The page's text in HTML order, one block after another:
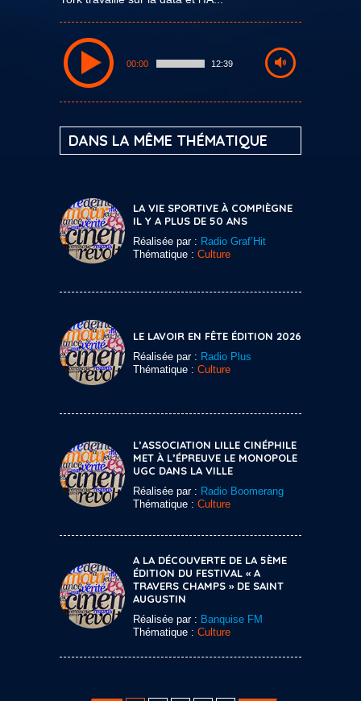
00:00 12:39
DANS LA MÊME THÉMATIQUE
LA VIE SPORTIVE À COMPIÈGNE
IL Y A PLUS DE 50 ANS
Réalisée par : Radio Graf’Hit
Thématique : Culture
LE LAVOIR EN FÊTE ÉDITION 2026
Réalisée par : Radio Plus
Thématique : Culture
L’ASSOCIATION LILLE CINÉPHILE
MET À L’ÉPREUVE LE MONOPOLE
UGC DANS LA VILLE
Réalisée par : Radio Boomerang
Thématique : Culture
A LA DÉCOUVERTE DE LA 5ÈME
ÉDITION DU FESTIVAL « A
TRAVERS CHAMPS » DE SAINT
AUGUSTIN
Réalisée par : Banquise FM
Thématique : Culture